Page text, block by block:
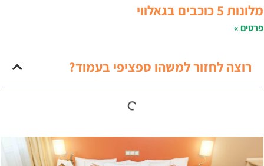
מלונות 5 כוכבים בגאלווי
פרטים »
רוצה לחזור למשהו ספציפי בעמוד?